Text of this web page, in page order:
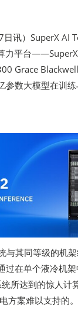
日讯）SuperX AI
力平台
Grace
参数大模型在训
与其同等级的机架
过在单个液冷机
所达到的惊人计
方案难以支持的